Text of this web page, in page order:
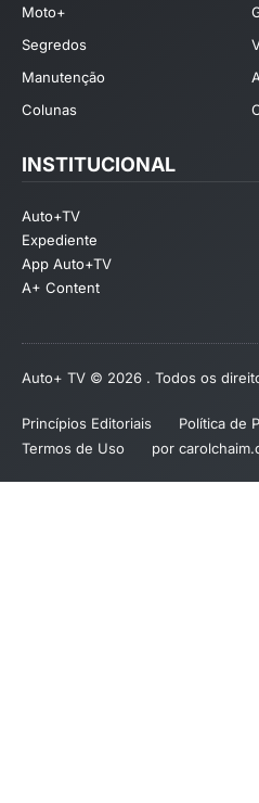
Moto+
Segredos
Manutenção
Colunas
INSTITUCIONAL
Auto+TV
Expediente
App Auto+TV
A+ Content
Auto+ TV © 2026 . Todos os
Princípios Editoriais
Política de
Termos de Uso
por